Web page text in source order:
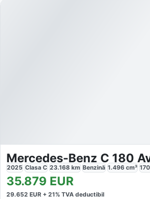
Mercedes-Benz C 180
2025 Clasa C 23.168 km Benzină 1.496 cm³ 170
35.879 EUR
29.652 EUR + 21% TVA deductibil